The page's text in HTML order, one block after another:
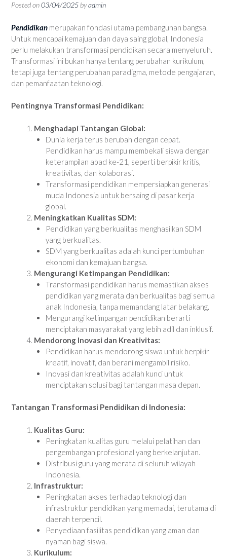
Posted on03/04/2025 byadmin
Pendidikan merupakan fondasi utama pembangunan bangsa.
Untuk mencapai kemajuan dan daya saing global, Indonesia
perlu melakukan transformasi pendidikan secara menyeluruh.
Transformasi ini bukan hanya tentang perubahan kurikulum,
tetapi juga tentang perubahan paradigma, metode pengajaran,
dan pemanfaatan teknologi.
Pentingnya Transformasi Pendidikan:
Menghadapi Tantangan Global:
Dunia kerja terus berubah dengan cepat.
Pendidikan harus mampu membekali siswa dengan
keterampilan abad ke-21, seperti berpikir kritis,
kreativitas, dan kolaborasi.
Transformasi pendidikan mempersiapkan generasi
muda Indonesia untuk bersaing di pasar kerja
global.
Meningkatkan Kualitas SDM:
Pendidikan yang berkualitas menghasilkan SDM
yang berkualitas.
SDM yang berkualitas adalah kunci pertumbuhan
ekonomi dan kemajuan bangsa.
Mengurangi Ketimpangan Pendidikan:
Transformasi pendidikan harus memastikan akses
pendidikan yang merata dan berkualitas bagi semua
anak Indonesia, tanpa memandang latar belakang.
Mengurangi ketimpangan pendidikan berarti
menciptakan masyarakat yang lebih adil dan inklusif.
Mendorong Inovasi dan Kreativitas:
Pendidikan harus mendorong siswa untuk berpikir
kreatif, inovatif, dan berani mengambil risiko.
Inovasi dan kreativitas adalah kunci untuk
menciptakan solusi bagi tantangan masa depan.
Tantangan Transformasi Pendidikan di Indonesia:
Kualitas Guru:
Peningkatan kualitas guru melalui pelatihan dan
pengembangan profesional yang berkelanjutan.
Distribusi guru yang merata di seluruh wilayah
Indonesia.
Infrastruktur:
Peningkatan akses terhadap teknologi dan
infrastruktur pendidikan yang memadai, terutama di
daerah terpencil.
Penyediaan fasilitas pendidikan yang aman dan
nyaman bagi siswa.
Kurikulum: